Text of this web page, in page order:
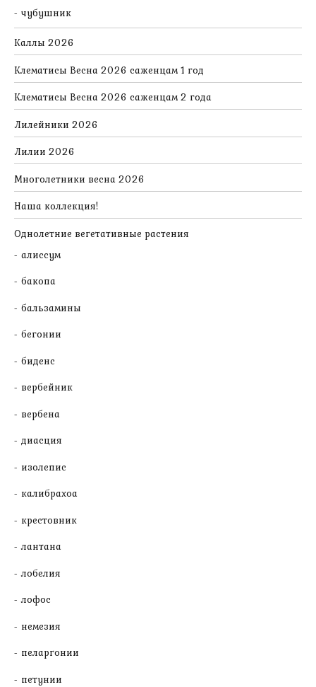
чубушник
Каллы 2026
Клематисы Весна 2026 саженцам 1 год
Клематисы Весна 2026 саженцам 2 года
Лилейники 2026
Лилии 2026
Многолетники весна 2026
Наша коллекция!
Однолетние вегетативные растения
алиссум
бакопа
бальзамины
бегонии
биденс
вербейник
вербена
диасция
изолепис
калибрахоа
крестовник
лантана
лобелия
лофос
немезия
пеларгонии
петунии